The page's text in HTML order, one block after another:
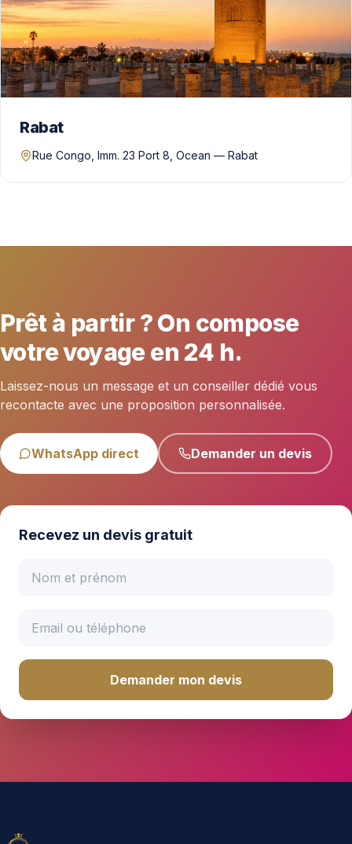
Rabat
Rue Congo, Imm. 23 Port 8, Ocean — Rabat
Prêt à partir ? On compose
votre voyage en 24 h.
Laissez-nous un message et un conseiller dédié vous
recontacte avec une proposition personnalisée.
WhatsApp direct Demander un devis
Recevez un devis gratuit
Demander mon devis